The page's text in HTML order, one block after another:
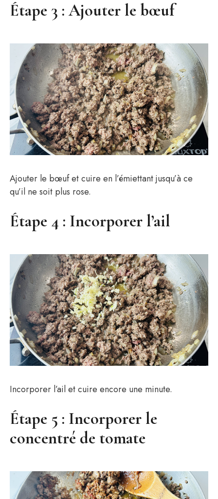
Étape 3 : Ajouter le bœuf
Ajouter le bœuf et cuire en l’émiettant jusqu’à ce
qu’il ne soit plus rose.
Étape 4 : Incorporer l’ail
Incorporer l’ail et cuire encore une minute.
Étape 5 : Incorporer le
concentré de tomate